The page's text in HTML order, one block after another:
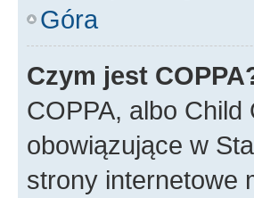
Góra
Czym jest
COPPA, albo
obowiązujące w
strony internetowe